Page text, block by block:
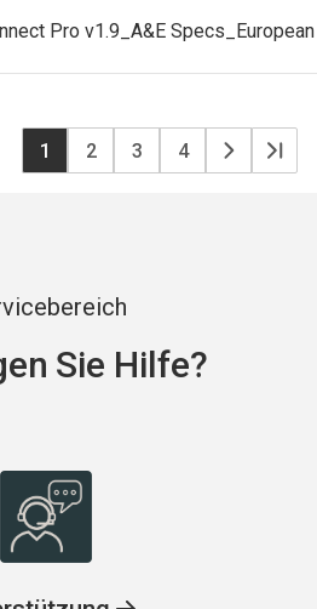
Pro v1.9_A&E
Aktuelle
Seite
1 Seite
2 Seite
3 Seite
4
Nächste
Seite
Sie Hilfe?